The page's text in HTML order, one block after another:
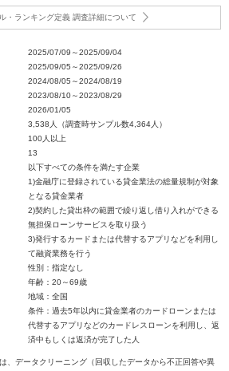
・ランキング定義 調査詳細について
2025/07/09～2025/09/04
2025/09/05～2025/09/26
2024/08/05～2024/08/19
2023/08/10～2023/08/29
2026/01/05
3,538人（調査時サンプル数4,364人）
100人以上
13
以下すべての条件を満たす企業
1)金融庁に登録されている貸金業法の総量規制が対象
となる貸金業者
2)契約した貸出枠の範囲で繰り返し借り入れができる
無担保ローンサービスを取り扱う
3)発行するカードまたは代替するアプリなどを利用し
て融資業務を行う
性別：指定なし
年齢：20～69歳
地域：全国
条件：過去5年以内に貸金業者のカードローンまたは
代替するアプリなどのカードレスローンを利用し、返
済中もしくは返済が完了した人
、データクリーニング（回収したデータから不正回答や異